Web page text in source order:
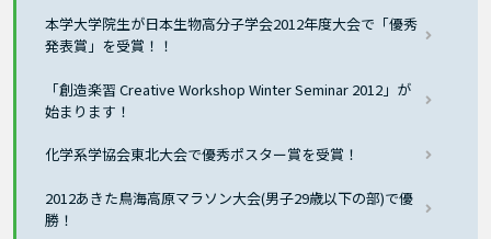
本学大学院生が日本生物高分子学会2012年度大会で「優秀
発表賞」を受賞！！
「創造楽習 Creative Workshop Winter Seminar 2012」が
始まります！
化学系学協会東北大会で優秀ポスター賞を受賞！
2012あきた鳥海高原マラソン大会(男子29歳以下の部)で優
勝！